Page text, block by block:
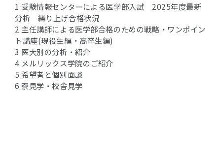
1 受験情報センターによる医学部入試 2025年度最新
分析 繰り上げ合格状況
2 主任講師による医学部合格のための戦略・ワンポイン
ト講座(現役生編・高卒生編)
3 医大別の分析・紹介
4 メルリックス学院のご紹介
5 希望者と個別面談
6 寮見学・校舎見学